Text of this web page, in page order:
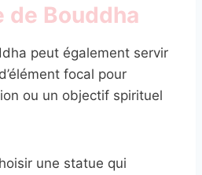
de Bouddha
peut également servir
focal pour
ou un objectif spirituel
une statue qui